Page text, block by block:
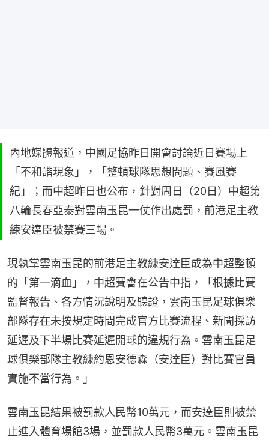
內地媒體報道，中國足協昨日開會討論近日賽場上
「不和諧現象」，「整頓球隊思想問題、賽風賽
紀」；而中超昨日也公布，針對周日（20日）中超第
八輪長春亞泰對雲南玉昆一仗作出處罰，前港足主教
練安達臣被禁賽三場。
現執掌雲南玉昆的前港足主教練安達臣成為中超整頓
的「第一滴血」，中超賽會在公告中指，「根據比賽
監督報告、各方情況說明及聽證，雲南玉昆足球俱樂
部隊存在未按規定時間完成官方比賽流程、新聞採訪
延遲及下半場比賽延遲開球的違規行為。雲南玉昆足
球俱樂部隊主教練約恩安德森（安達臣）對比賽官員
實施不當行為。」
雲南玉昆結果被罰款人民幣10萬元，而安達臣則被禁
止進入體育場館3場，並罰款人民幣3萬元。雲南玉昆